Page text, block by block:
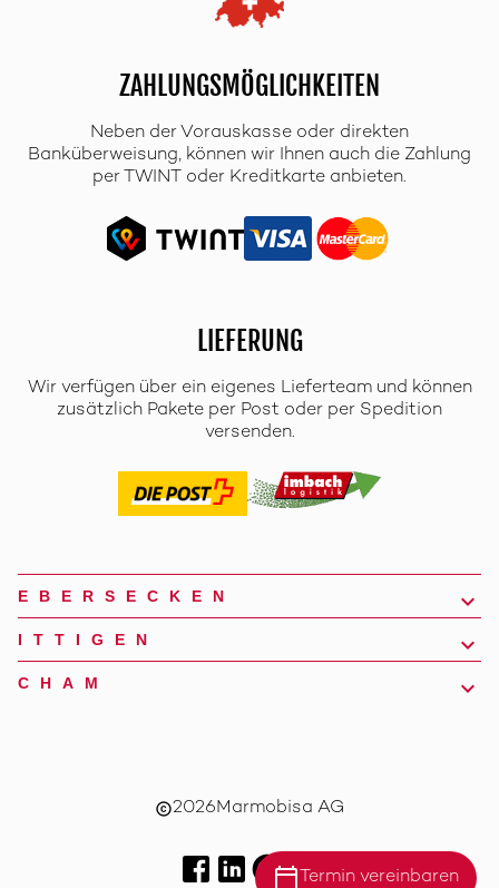
ZAHLUNGSMÖGLICHKEITEN
Neben der Vorauskasse oder direkten
Banküberweisung, können wir Ihnen auch die Zahlung
per TWINT oder Kreditkarte anbieten.
LIEFERUNG
Wir verfügen über ein eigenes Lieferteam und können
zusätzlich Pakete per Post oder per Spedition
versenden.
calendar_today Termin vereinbaren
EBERSECKEN
ITTIGEN
CHAM
copyright2026Marmobisa AG